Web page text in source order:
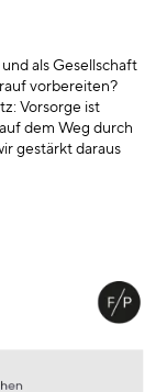
als Gesellschaft
vorbereiten?
Vorsorge ist
dem Weg durch
gestärkt daraus